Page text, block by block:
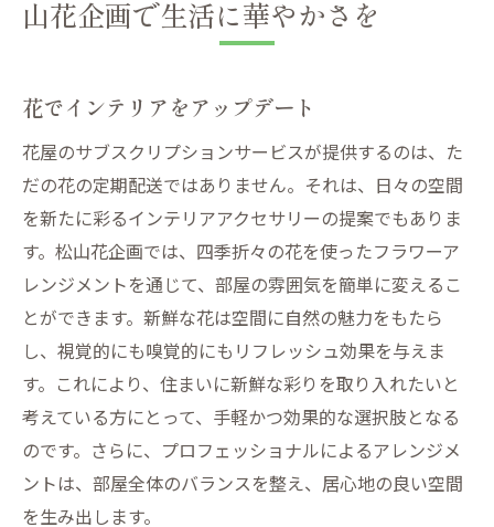
山花企画で生活に華やかさを
花でインテリアをアップデート
花屋のサブスクリプションサービスが提供するのは、た
だの花の定期配送ではありません。それは、日々の空間
を新たに彩るインテリアアクセサリーの提案でもありま
す。松山花企画では、四季折々の花を使ったフラワーア
レンジメントを通じて、部屋の雰囲気を簡単に変えるこ
とができます。新鮮な花は空間に自然の魅力をもたら
し、視覚的にも嗅覚的にもリフレッシュ効果を与えま
す。これにより、住まいに新鮮な彩りを取り入れたいと
考えている方にとって、手軽かつ効果的な選択肢となる
のです。さらに、プロフェッショナルによるアレンジメ
ントは、部屋全体のバランスを整え、居心地の良い空間
を生み出します。